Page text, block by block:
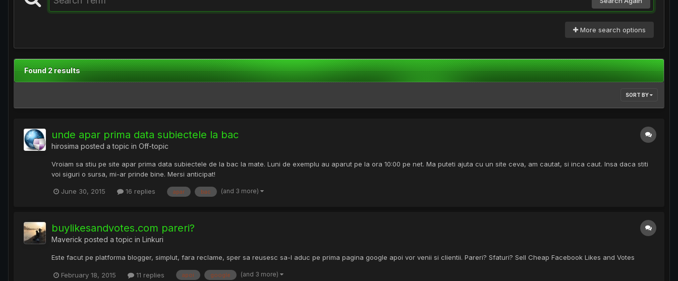
More search options
Found 2 results
SORT BY
unde apar prima data subiectele la bac
hirosima posted a topic in Off-topic
Vroiam sa stiu pe site apar prima data subiectele de la bac la mate. Luni de exemplu au aparut pe la ora 10:00 pe net. Ma puteti ajuta cu un site ceva, am cautat, si inca caut. Insa daca stiti
voi siguri o sursa, mi-ar prinde bine. Mersi anticipat!
June 30, 2015 16 replies apar bac (and 3 more)
buylikesandvotes.com pareri?
Maverick posted a topic in Linkuri
Este facut pe platforma blogger, simplut, fara reclame, sper sa reusesc sa-l aduc pe prima pagina google apoi vor venii si clientii. Pareri? Sfaturi? Sell Cheap Facebook Likes and Votes
February 18, 2015 11 replies apoi google (and 3 more)